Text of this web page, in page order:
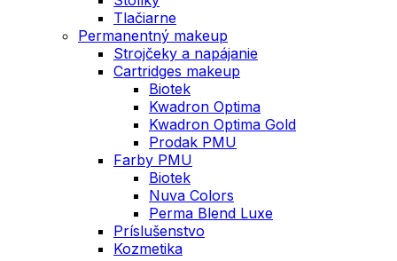
Tlačiarne
Permanentný makeup
Strojčeky a napájanie
Cartridges makeup
Biotek
Kwadron Optima
Kwadron Optima Gold
Prodak PMU
Farby PMU
Biotek
Nuva Colors
Perma Blend Luxe
Príslušenstvo
Kozmetika